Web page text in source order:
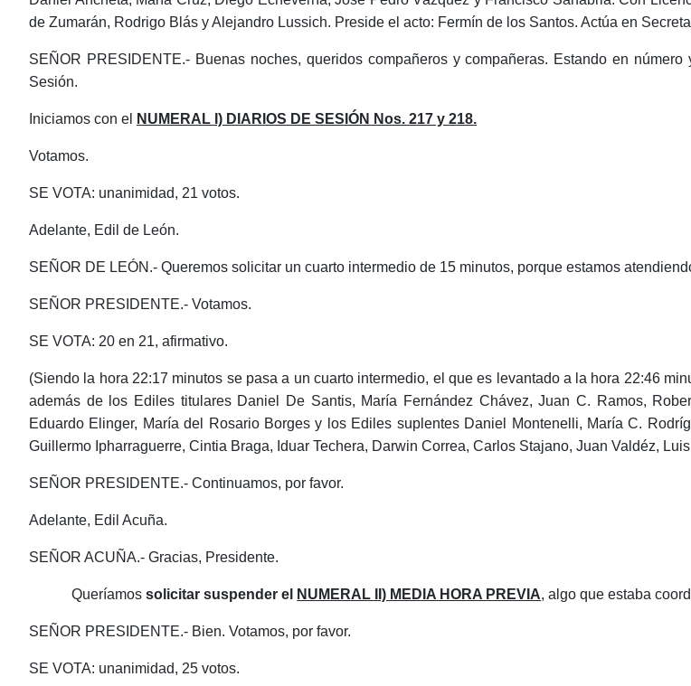
de Zumarán, Rodrigo Blás y Alejandro Lussich. Preside el acto: Fermín de los Santos. Actúa en
SEÑOR PRESIDENTE.- Buenas noches, queridos compañeros y compañeras. Estando en
Sesión.
Iniciamos con el NUMERAL I) DIARIOS DE SESIÓN Nos. 217 y 218.
Votamos.
SE VOTA: unanimidad, 21 votos.
Adelante, Edil de León.
SEÑOR DE LEÓN.- Queremos solicitar un cuarto intermedio de 15 minutos, porque estamos
SEÑOR PRESIDENTE.- Votamos.
SE VOTA: 20 en 21, afirmativo.
(Siendo la hora 22:17 minutos se pasa a un cuarto intermedio, el que es levantado a la hora 22:46
además de los Ediles titulares Daniel De Santis, María Fernández Chávez, Juan C. Ramos,
Eduardo Elinger, María del Rosario Borges y los Ediles suplentes Daniel Montenelli, María C.
Guillermo Ipharraguerre, Cintia Braga, Iduar Techera, Darwin Correa, Carlos Stajano, Juan Valdéz,
SEÑOR PRESIDENTE.- Continuamos, por favor.
Adelante, Edil Acuña.
SEÑOR ACUÑA.- Gracias, Presidente.
Queríamossolicitar suspender el NUMERAL II) MEDIA HORA PREVIA, algo que estaba
SEÑOR PRESIDENTE.- Bien. Votamos, por favor.
SE VOTA: unanimidad, 25 votos.